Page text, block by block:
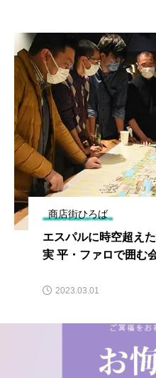
商店街ひろば
エスパルに時空超え
実 平・ファロで囲む
2023.03.01